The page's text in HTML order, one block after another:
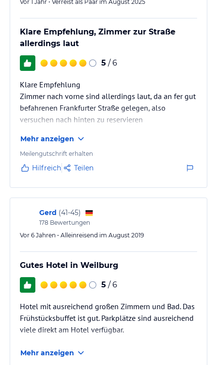
Vor 1 Jahr • Verreist als Paar im August 2025
Klare Empfehlung, Zimmer zur Straße
allerdings laut
5 / 6
Klare Empfehlung
Zimmer nach vorne sind allerdings laut, da an fer gut
befahrenen Frankfurter Straße gelegen, also
versuchen nach hinten zu reservieren
Mehr anzeigen
Meilengutschrift erhalten
Hilfreich Teilen
Gerd (41-45)
178 Bewertungen
Vor 6 Jahren • Alleinreisend im August 2019
Gutes Hotel in Weilburg
5 / 6
Hotel mit ausreichend großen Zimmern und Bad. Das
Frühstücksbuffet ist gut. Parkplätze sind ausreichend
viele direkt am Hotel verfügbar.
Mehr anzeigen